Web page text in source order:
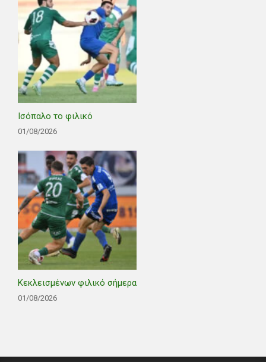
Ισόπαλο το φιλικό
01/08/2026
Κεκλεισμένων φιλικό σήμερα
01/08/2026